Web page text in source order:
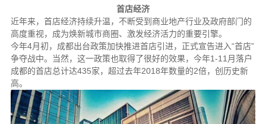
首店经济
近年来，首店经济持续升温，不断受到商业地产行业及政府部门的
高度重视，成为焕新城市商圈、激发经济活力的重要引擎。
今年4月初，成都出台政策加快推进首店引进，正式宣告进入“首店”
争夺战中。当然，这一政策也取得了很好的效果，今年1-11月落户
成都的首店总计达435家，超过去年2018年数量的2倍，创历史新
高。